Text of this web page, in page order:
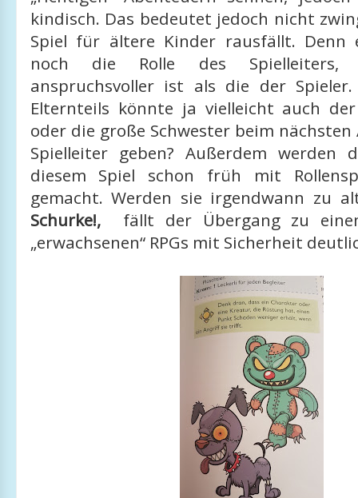
kindisch. Das bedeutet jedoch nicht
Spiel für ältere Kinder rausfällt. Denn
noch die Rolle des Spielleiters,
anspruchsvoller ist als die der
Elternteils könnte ja vielleicht auch
oder die große Schwester beim
Spielleiter geben? Außerdem werden
diesem Spiel schon früh mit
gemacht. Werden sie irgendwann zu
Schurke!,fällt der Übergang zu
„erwachsenen“ RPGs mit Sicherheit